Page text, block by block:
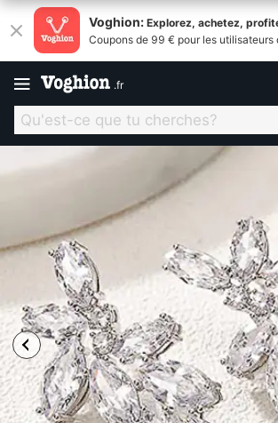
Voghion: Explorez, achetez,
Coupons de 99 € pour les utilisateurs
.fr